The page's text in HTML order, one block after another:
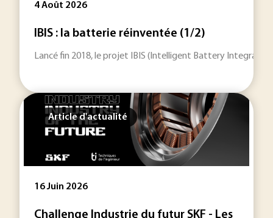
4 Août 2026
IBIS : la batterie réinventée (1/2)
Lancé fin 2018, le projet IBIS (Intelligent Battery
Article d'actualité
16 Juin 2026
Challenge Industrie du futur SKF - Les